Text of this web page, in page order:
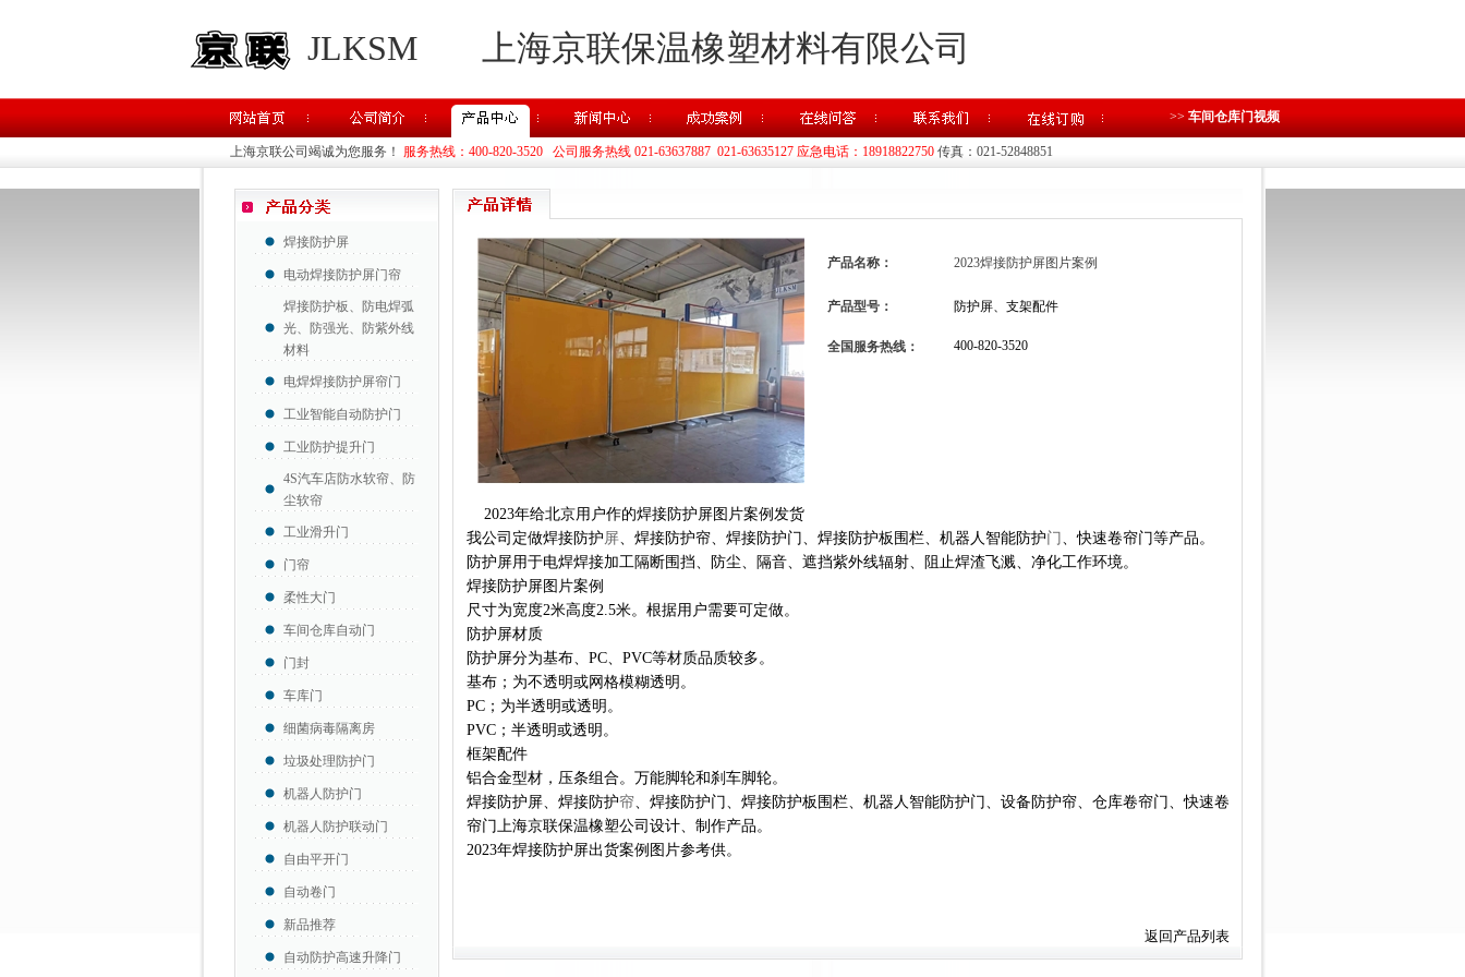
JLKSM 上海京联保温橡塑材料有限公司
>> 车间仓库门视频
上海京联公司竭诚为您服务！ 服务热线：400-820-3520 公司服务热线 021-63637887 021-63635127 应急电话：18918822750传真：021-52848851
焊接防护屏
电动焊接防护屏门帘
焊接防护板、防电焊弧
光、防强光、防紫外线
材料
电焊焊接防护屏帘门
工业智能自动防护门
工业防护提升门
4S汽车店防水软帘、防
尘软帘
工业滑升门
门帘
柔性大门
车间仓库自动门
门封
车库门
细菌病毒隔离房
垃圾处理防护门
机器人防护门
机器人防护联动门
自由平开门
自动卷门
新品推荐
自动防护高速升降门
产品名称： 2023焊接防护屏图片案例
产品型号： 防护屏、支架配件
全国服务热线： 400-820-3520
2023年给北京用户作的焊接防护屏图片案例发货
我公司定做焊接防护屏、焊接防护帘、焊接防护门、焊接防护板围栏、机器人智能防护门 、快速卷帘门等产品。
防护屏用于电焊焊接加工隔断围挡、
防尘、隔音、遮挡紫外线辐射、阻止焊渣飞溅、净化工作环境。
焊接防护屏图片案例
尺寸为宽度2米高度2.5米。根据用户需要可定做。
防护屏材质
防护屏分为基布、PC、PVC等材质品质较多。
基布；为不透明或网格模糊透明。
PC；为半透明或透明。
PVC；半透明或透明。
框架配件
铝合金型材，压条组合。万能脚轮和刹车脚轮。
焊接防护屏、焊接防护帘、焊接防护门、焊接防护板围栏、机器人智能防护门、设备防护帘、仓库卷帘门、快速卷
帘门上海京联保温橡塑公司设计、制作产品。
2023年焊接防护屏出货案例图片参考供。
返回产品列表